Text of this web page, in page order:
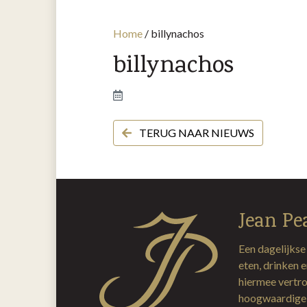
Home / billynachos
billynachos
TERUG NAAR NIEUWS
Jean
Een
eten, drinken
hiermee